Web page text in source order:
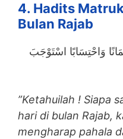
4. Hadits
Bulan Rajab
وَاحْتِسَابًا اسْتَوْجَبَ
”Ketahuilah ! Siapa
hari di bulan Rajab,
mengharap pahala